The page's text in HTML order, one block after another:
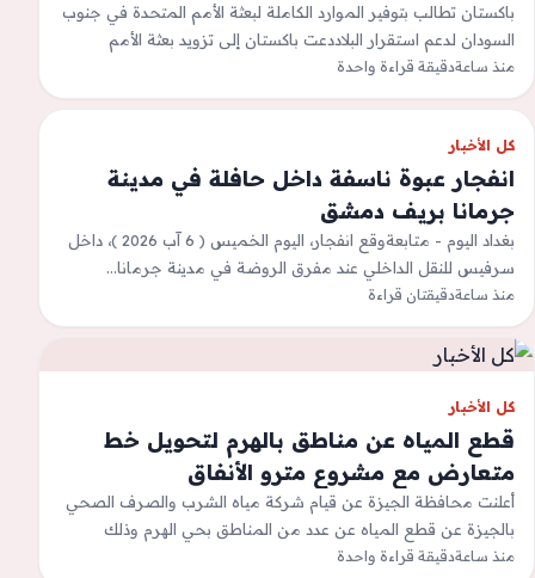
باكستان تطالب بتوفير الموارد الكاملة لبعثة الأمم المتحدة في جنوب
السودان لدعم استقرار البلاددعت باكستان إلى تزويد بعثة الأمم
المتحدة في جنوب…
منذ ساعةدقيقة قراءة واحدة
كل الأخبار
انفجار عبوة ناسفة داخل حافلة في مدينة
جرمانا بريف دمشق
بغداد اليوم - متابعةوقع انفجار، اليوم الخميس ( 6 آب 2026 )، داخل
سرفيس للنقل الداخلي عند مفرق الروضة في مدينة جرمانا…
منذ ساعةدقيقتان قراءة
كل الأخبار
قطع المياه عن مناطق بالهرم لتحويل خط
متعارض مع مشروع مترو الأنفاق
أعلنت محافظة الجيزة عن قيام شركة مياه الشرب والصرف الصحي
بالجيزة عن قطع المياه عن عدد من المناطق بحي الهرم وذلك
اعتبارًا…
منذ ساعةدقيقة قراءة واحدة